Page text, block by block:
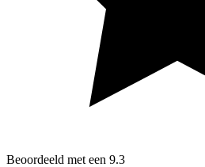
Beoordeeld met een 9.3